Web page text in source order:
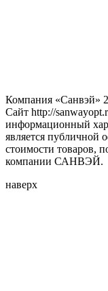
Компания «Санвэй»
Сайт http://
информационный
является публичной
стоимости товаров,
компании САНВЭЙ.
наверх